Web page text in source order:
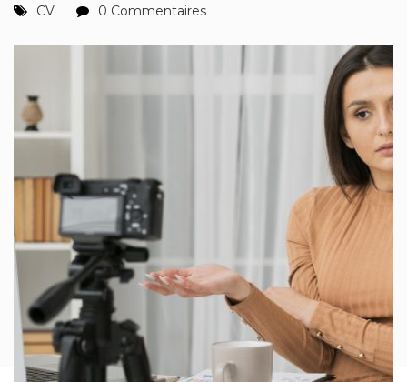
CV 0 Commentaires